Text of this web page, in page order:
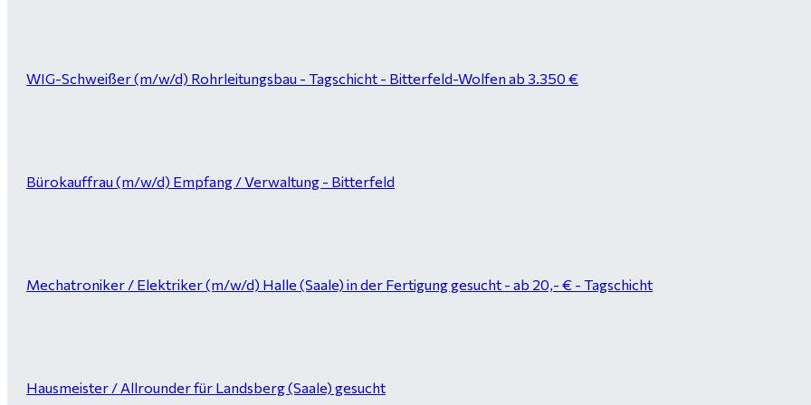
WIG-Schweißer (m/w/d) Rohrleitungsbau - Tagschicht - Bitterfeld-Wolfen ab 3.350 €
Bürokauffrau (m/w/d) Empfang / Verwaltung - Bitterfeld
Mechatroniker / Elektriker (m/w/d) Halle (Saale) in der Fertigung gesucht - ab 20,- € - Tagschicht
Hausmeister / Allrounder für Landsberg (Saale) gesucht